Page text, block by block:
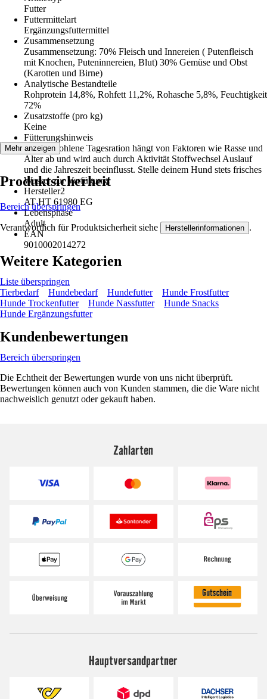
Futter
Futtermittelart
Ergänzungsfuttermittel
Zusammensetzung
Zusammensetzung: 70% Fleisch und Innereien ( Putenfleisch
mit Knochen, Puteninnereien, Blut) 30% Gemüse und Obst
(Karotten und Birne)
Analytische Bestandteile
Rohprotein 14,8%, Rohfett 11,2%, Rohasche 5,8%, Feuchtigkeit
72%
Zusatzstoffe (pro kg)
Keine
Fütterungshinweis
Die empfohlene Tagesration hängt von Faktoren wie Rasse und
Alter ab und wird auch durch Aktivität Stoffwechsel Auslauf
und die Jahreszeit beeinflusst. Stelle deinem Hund stets frisches
Wasser zur Verfügung!
Hersteller2
AT HT 61980 EG
Lebensphase
Adult
EAN
9010002014272
Mehr anzeigen
Produktsicherheit
Bereich überspringen
Verantwortlich für Produktsicherheit siehe Herstellerinformationen .
Weitere Kategorien
Liste überspringen
Tierbedarf
Hundebedarf Hundefutter
Hunde Frostfutter
Hunde Trockenfutter
Hunde Nassfutter
Hunde Snacks
Hunde Ergänzungsfutter
Kundenbewertungen
Bereich überspringen
Die Echtheit der Bewertungen wurde von uns nicht überprüft.
Bewertungen können auch von Kunden stammen, die die Ware nicht
nachweislich genutzt oder gekauft haben.
Zahlarten
Hauptversandpartner